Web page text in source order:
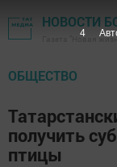
НОВОСТИ
Газета "Новая
ОБЩЕСТВО
получить
птицы
3